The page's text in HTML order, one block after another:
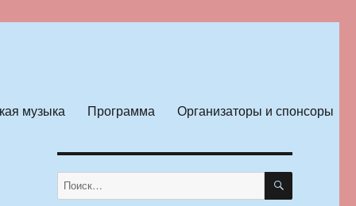
музыка Программа Организаторы и спонсоры
Искать: ПОИСК